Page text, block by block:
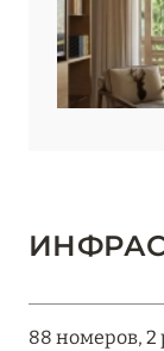
88 номеров, 2